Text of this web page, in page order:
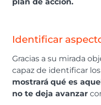
Identificar
Gracias a su mirada
capaz de identificar
mostrará qué es
no te deja avanzar